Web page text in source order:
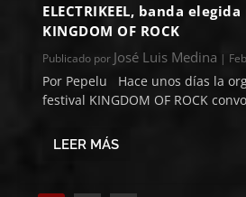
ELECTRIKEEL, banda
KINGDOM OF ROCK
Publicado por José Luis Medina |
Por Pepelu Hace unos días la
festival KINGDOM OF ROCK
LEER MÁS